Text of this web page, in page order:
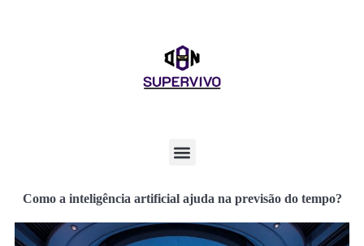
Como a inteligência artificial ajuda na previsão do tempo?